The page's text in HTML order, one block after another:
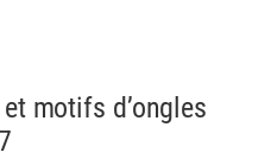
motifs d’ongles